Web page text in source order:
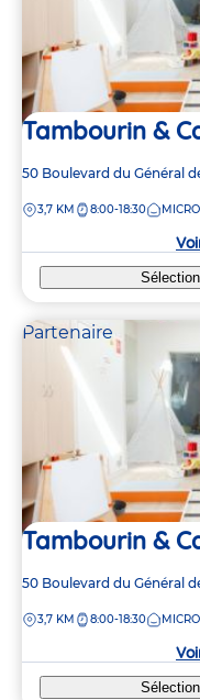
Tambourin &
Adresse
la
50 Boulevard du Général
DISTANCE
3,7 KM 8:00-18:30
Partenaire
Tambourin &
Adresse
la
50 Boulevard du Général
DISTANCE
3,7 KM 8:00-18:30